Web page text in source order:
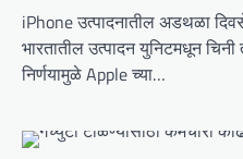
iPhone उत्पादनातील अडथळा
भारतातील उत्पादन युनिटमधून
निर्णयामुळे Apple च्या…